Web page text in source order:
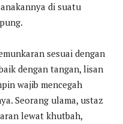
di suatu
sesuai dengan
dengan tangan, lisan
wajib mencegah
Seorang ulama, ustaz
lewat khutbah,